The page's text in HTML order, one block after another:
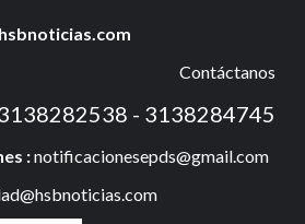
Contáctanos
- 3138284745
:notificacionesepds@gmail.com